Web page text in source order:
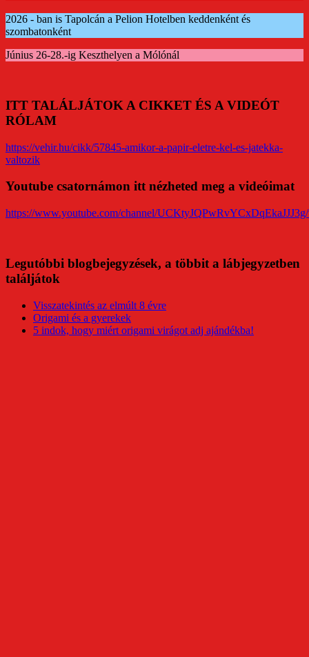
2026 - ban is Tapolcán a Pelion Hotelben keddenként és
szombatonként
Június 26-28.-ig Keszthelyen a Mólónál
ITT TALÁLJÁTOK A CIKKET ÉS A VIDEÓT
RÓLAM
https://vehir.hu/cikk/57845-amikor-a-papir-eletre-kel-es-jatekka-
valtozik
Youtube csatornámon itt nézheted meg a videóimat
https://www.youtube.com/channel/
Legutóbbi blogbejegyzések, a többit a lábjegyzetben
találjátok
Visszatekintés az elmúlt 8 évre
Origami és a gyerekek
5 indok, hogy miért origami virágot adj ajándékba!